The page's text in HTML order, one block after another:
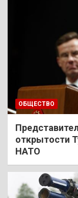
ОБЩЕСТВО
открытости
НАТО